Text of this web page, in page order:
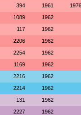
394 1961 1976
1089 1962
117 1962
2206 1962
2254 1962
1169 1962
2216 1962
2214 1962
131 1962
2227 1962